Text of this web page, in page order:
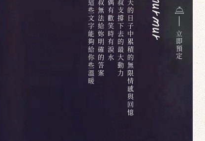
六百多天的日子中累積的無限情感與回憶
也是大叔支撐下去的最大動力
過程中偶有歡笑時有淚水
或許大叔無法給妳明確的答案
但期待這些文字能夠給你些溫暖 立
即
預
定